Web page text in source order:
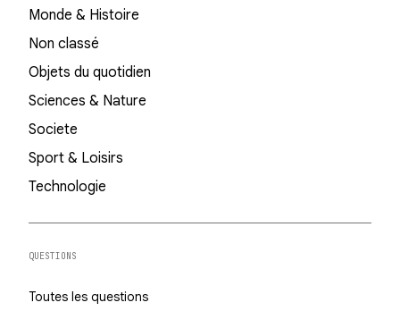
Monde & Histoire
Non classé
Objets du quotidien
Sciences & Nature
Societe
Sport & Loisirs
Technologie
QUESTIONS
Toutes les questions